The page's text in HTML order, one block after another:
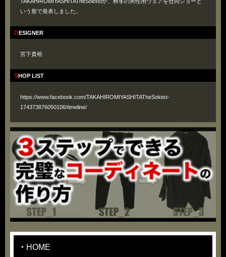
TAKAHIROMIYASHITATheSoloIstが、秋冬の男性用ウェアを合同ショーと
いう形で発表しました。
DESIGNER
宮下貴裕
SHOP LIST
https://www.facebook.com/TAKAHIROMIYASHITATheSoloist-
174373876050106/timeline/
HOME